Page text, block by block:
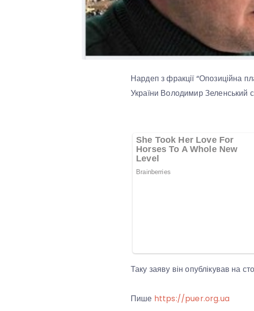
Нардеп з фракції “Опозиційна
України Володимир Зеленський
Таку заяву він опублікував на
Пише https://puer.org.ua